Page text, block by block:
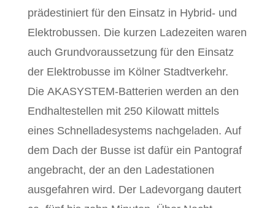
prädestiniert für den Einsatz in Hybrid- und
Elektrobussen. Die kurzen Ladezeiten waren
auch Grundvoraussetzung für den Einsatz
der Elektrobusse im Kölner Stadtverkehr.
Die AKASYSTEM-Batterien werden an den
Endhaltestellen mit 250 Kilowatt mittels
eines Schnelladesystems nachgeladen. Auf
dem Dach der Busse ist dafür ein Pantograf
angebracht, der an den Ladestationen
ausgefahren wird. Der Ladevorgang dautert